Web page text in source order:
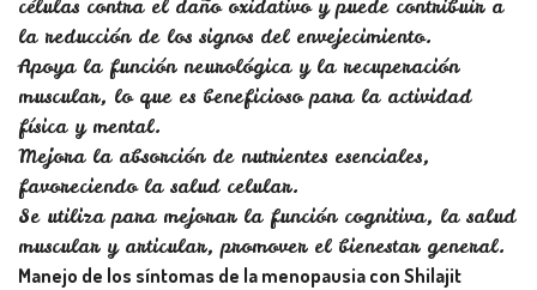
células contra el daño oxidativo y puede contribuir a
la reducción de los signos del envejecimiento.
Apoya la función neurológica y la recuperación
muscular, lo que es beneficioso para la actividad
física y mental.
Mejora la absorción de nutrientes esenciales,
favoreciendo la salud celular.
Se utiliza para mejorar la función cognitiva, la salud
muscular y articular, promover el bienestar general.
Manejo de los síntomas de la menopausia con Shilajit